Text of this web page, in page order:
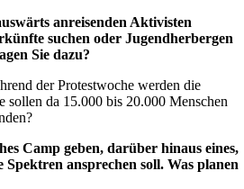
anreisenden Aktivisten
suchen oder Jugendherbergen
Sie dazu?
der Protestwoche werden die
sollen da 15.000 bis 20.000 Menschen
Camp geben, darüber hinaus eines,
Spektren ansprechen soll. Was planen